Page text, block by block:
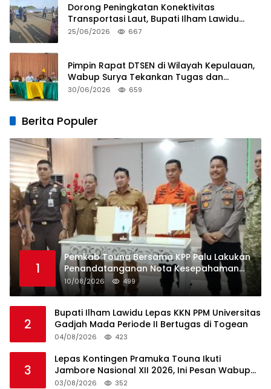
Dorong Peningkatan Konektivitas
Transportasi Laut, Bupati Ilham Lawidu
Tinjau Langsung Rencana Pembangunan
25/06/2026 667
Pimpin Rapat DTSEN di Wilayah Kepulauan,
Wabup Surya Tekankan Tugas dan
Tanggung Jawab Operator
30/06/2026 659
Berita Populer
1
Pemkab Touna Bersama KPP Palu Lakukan
Penandatanganan Nota Kesepahaman
Penyelenggaraan Pencarian dan
Pertolongan
10/08/2026 499
2
Bupati Ilham Lawidu Lepas KKN PPM Universitas
Gadjah Mada Periode II Bertugas di Togean
04/08/2026 423
3
Lepas Kontingen Pramuka Touna Ikuti
Jambore Nasional XII 2026, Ini Pesan Wabup
Surya
03/08/2026 352